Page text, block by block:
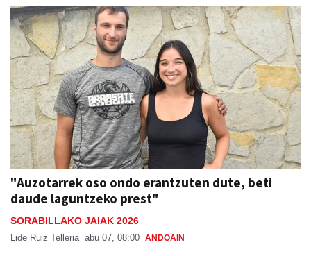
"Auzotarrek oso ondo erantzuten dute, beti
daude laguntzeko prest"
SORABILLAKO JAIAK 2026
Lide Ruiz Telleria abu 07, 08:00 ANDOAIN